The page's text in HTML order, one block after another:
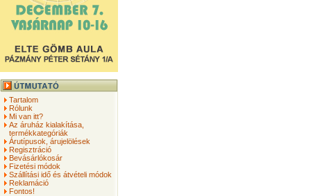
Tartalom
Rólunk
Mi van itt?
Az áruház kialakítása,
termékkategóriák
Árutípusok, árujelölések
Regisztráció
Bevásárlókosár
Fizetési módok
Szállítási idő és átvételi módok
Reklamáció
Fontos!